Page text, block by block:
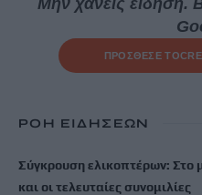
Μην χάνεις είδηση.
ΠΡΟΣΘΕΣΕ ΤΟ
ΡΟΗ ΕΙΔΗΣΕΩΝ
Σύγκρουση ελικοπτέρων: Στο
και οι τελευταίες συνομιλίες